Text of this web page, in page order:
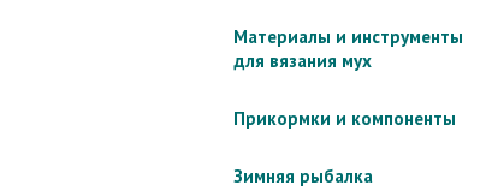
Материалы и инструменты
для вязания мух
Прикормки и компоненты
Зимняя рыбалка